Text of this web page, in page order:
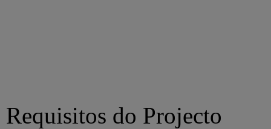
Requisitos do Projecto